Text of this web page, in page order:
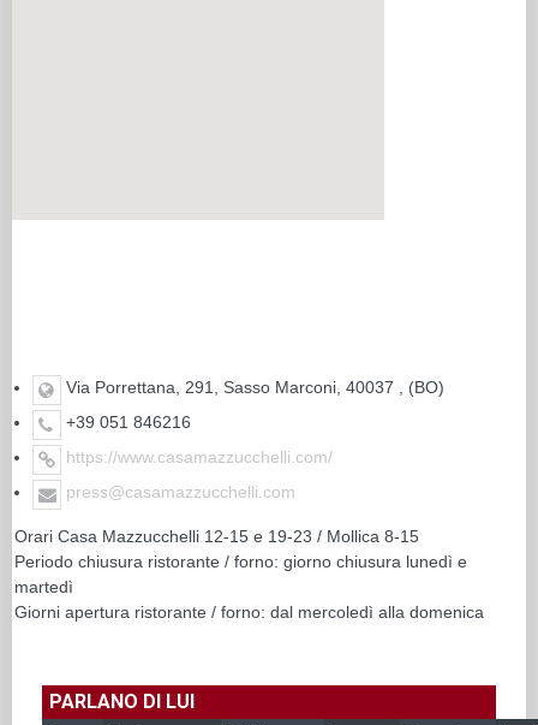
Via Porrettana, 291, Sasso Marconi, 40037 , (BO)
+39 051 846216
https://www.casamazzucchelli.com/
press@casamazzucchelli.com
Orari Casa Mazzucchelli 12-15 e 19-23 / Mollica 8-15
Periodo chiusura ristorante / forno: giorno chiusura lunedì e
martedì
Giorni apertura ristorante / forno: dal mercoledì alla domenica
PARLANO DI LUI